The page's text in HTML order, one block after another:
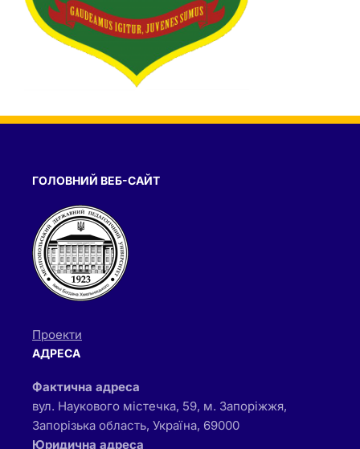
ГОЛОВНИЙ ВЕБ-САЙТ
Проекти
АДРЕСА
Фактична адреса
вул. Наукового містечка, 59, м. Запоріжжя,
Запорізька область, Україна, 69000
Юридична адреса